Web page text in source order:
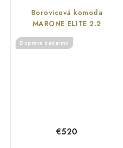
Borovicová komoda
MARONE ELITE 2.2
Doprava zadarmo
€520